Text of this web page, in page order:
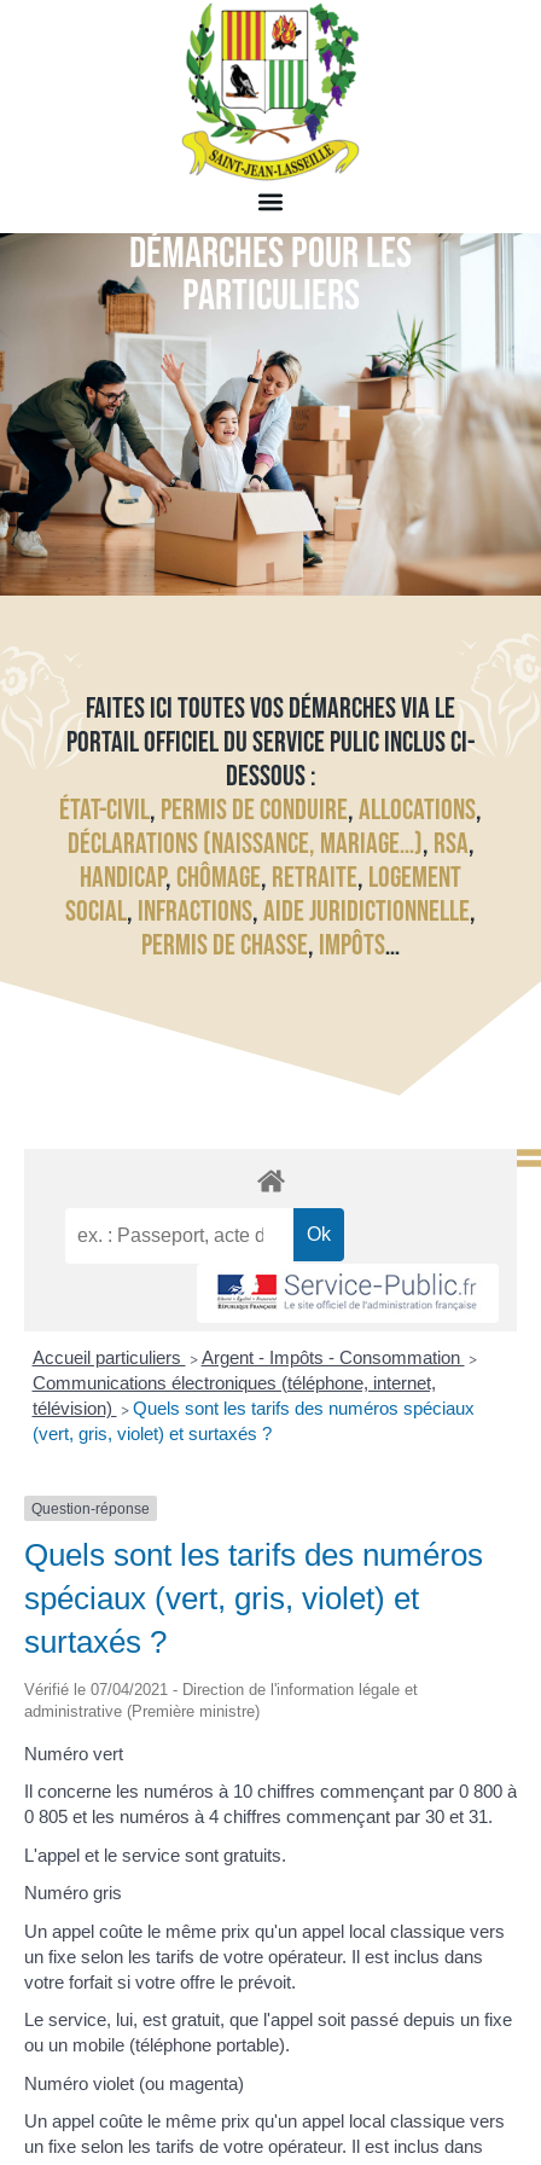
DÉMARCHES POUR LES
PARTICULIERS
FAITES ICI TOUTES VOS DÉMARCHES VIA LE
PORTAIL OFFICIEL DU SERVICE PULIC INCLUS CI-
DESSOUS :
ÉTAT-CIVIL, PERMIS DE CONDUIRE,ALLOCATIONS,
DÉCLARATIONS (NAISSANCE, MARIAGE…), RSA,
HANDICAP, CHÔMAGE, RETRAITE, LOGEMENT
SOCIAL, INFRACTIONS,AIDE JURIDICTIONNELLE,
PERMIS DE CHASSE, IMPÔTS…
Accueil particuliers > Argent - Impôts - Consommation >
Communications électroniques (téléphone, internet,
télévision) > Quels sont les tarifs des numéros spéciaux
(vert, gris, violet) et surtaxés ?
Question-réponse
Quels sont les tarifs des numéros
spéciaux (vert, gris, violet) et
surtaxés ?
Vérifié le 07/04/2021 - Direction de l'information légale et
administrative (Première ministre)
Numéro vert
Il concerne les numéros à 10 chiffres commençant par 0 800 à
0 805 et les numéros à 4 chiffres commençant par 30 et 31.
L'appel et le service sont gratuits.
Numéro gris
Un appel coûte le même prix qu'un appel local classique vers
un fixe selon les tarifs de votre opérateur. Il est inclus dans
votre forfait si votre offre le prévoit.
Le service, lui, est gratuit, que l'appel soit passé depuis un fixe
ou un mobile (téléphone portable).
Numéro violet (ou magenta)
Un appel coûte le même prix qu'un appel local classique vers
un fixe selon les tarifs de votre opérateur. Il est inclus dans